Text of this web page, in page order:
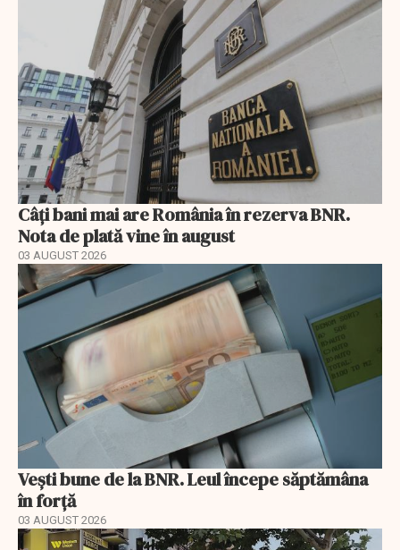
Câți bani mai are România în rezerva BNR.
Nota de plată vine în august
03 AUGUST 2026
Vești bune de la BNR. Leul începe săptămâna
în forță
03 AUGUST 2026